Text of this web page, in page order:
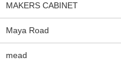
MAKERS CABINET
Maya Road
mead